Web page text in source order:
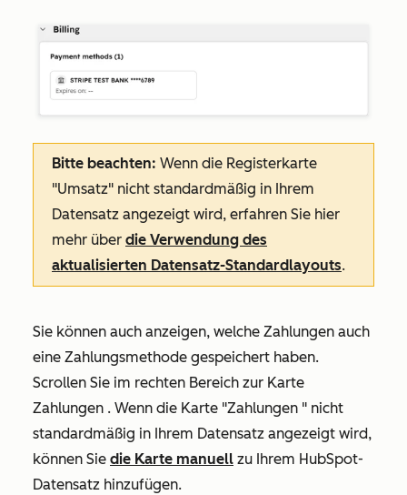
Bitte beachten: Wenn die Registerkarte
"Umsatz" nicht standardmäßig in Ihrem
Datensatz angezeigt wird, erfahren Sie hier
mehr über die Verwendung des
aktualisierten Datensatz-Standardlayouts.
Sie können auch anzeigen, welche Zahlungen auch
eine Zahlungsmethode gespeichert haben.
Scrollen Sie im rechten Bereich zur Karte
Zahlungen . Wenn die Karte "Zahlungen " nicht
standardmäßig in Ihrem Datensatz angezeigt wird,
können Sie die Karte manuell zu Ihrem HubSpot-
Datensatz hinzufügen.